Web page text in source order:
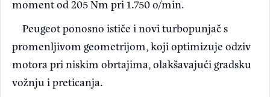
moment od 205 Nm pri 1.750 o/min.
Peugeot ponosno ističe i novi turbopunjač s
promenljivom geometrijom, koji optimizuje odziv
motora pri niskim obrtajima, olakšavajući gradsku
vožnju i preticanja.